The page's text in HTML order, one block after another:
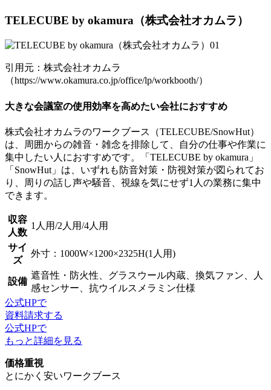
TELECUBE by okamura （株式会社オカムラ）
引用元：株式会社オカムラ
（https://www.okamura.co.jp/office/lp/workbooth/）
大きな会議室の使用効率を高めたい会社におすすめ
株式会社オカムラのワークブース（TELECUBE/SnowHut）
は、周囲からの雑音・雑念を排除して、自分の仕事や作業に
集中したい人におすすめです。「TELECUBE by okamura」
「SnowHut」は、いずれも 防音対策・防視対策が図られてお
り、周りの話し声や騒音、視線を気にせず1人の業務に集中
できます。
収容
人数
1人用/2人用/4人用
サイ
ズ
外寸：1000W×1200×2325H(1人用)
設備
遮音性・防火性、グラスウール内蔵、換気ファン、人
感センサー、抗ウイルスメラミン仕様
公式HPで
資料請求する
公式HPで
もっと詳細を見る
価格重視
とにかく安いワークブース